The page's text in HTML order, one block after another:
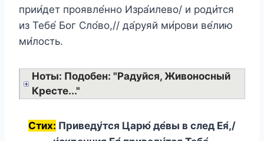
прии́дет проявле́нно Изра́илево/ и роди́тся
из Тебе́ Бог Сло́во,// да́руяй ми́рови ве́лию
ми́лость.
Ноты: Подобен: "Радуйся, Живоносный
Кресте..."
Стих: Приведу́тся Царю́ де́вы в след Ея́,/